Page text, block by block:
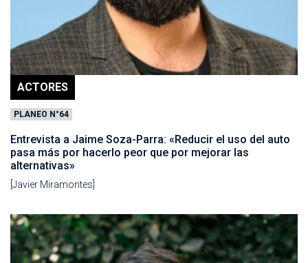
ACTORES
PLANEO N°64
Entrevista a Jaime Soza-Parra: «Reducir el uso del auto
pasa más por hacerlo peor que por mejorar las
alternativas»
[Javier Miramontes]